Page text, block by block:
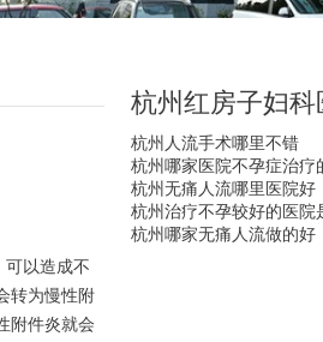
可以造成不
转为慢性附
附件炎就会
杭州红房子妇科
杭州人流手术哪里不错
杭州哪家医院不孕症治疗
杭州无痛人流哪里医院好
杭州治疗不孕较好的医院
杭州哪家无痛人流做的好